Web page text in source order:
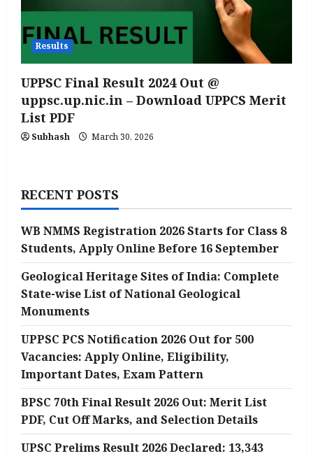
Results
UPPSC Final Result 2024 Out @
uppsc.up.nic.in – Download UPPCS Merit
List PDF
Subhash March 30, 2026
RECENT POSTS
WB NMMS Registration 2026 Starts for Class 8
Students, Apply Online Before 16 September
Geological Heritage Sites of India: Complete
State-wise List of National Geological
Monuments
UPPSC PCS Notification 2026 Out for 500
Vacancies: Apply Online, Eligibility,
Important Dates, Exam Pattern
BPSC 70th Final Result 2026 Out: Merit List
PDF, Cut Off Marks, and Selection Details
UPSC Prelims Result 2026 Declared: 13,343